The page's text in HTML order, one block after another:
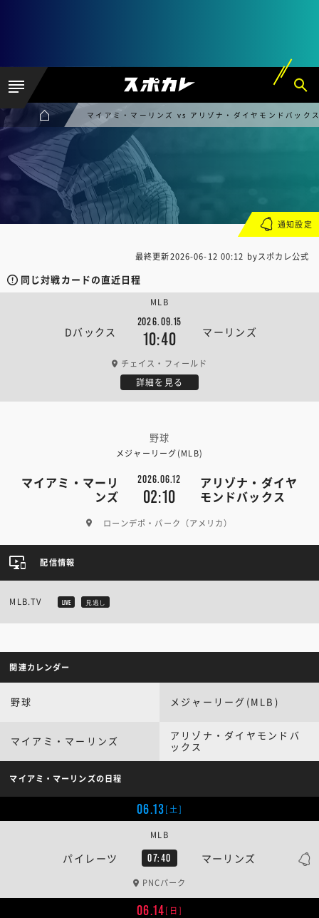
マイアミ・マーリンズ vs アリゾナ・ダイヤモンドバック
最終更新2026-06-12 00:12 byスポカレ公式
同じ対戦カードの直近日程
Dバックス
2026.09.15
10:40 マーリンズ
MLB
チェイス・フィールド
詳細を見る
野球
メジャーリーグ(MLB)
マイアミ・マーリ
ンズ
2026.06.12
02:10
アリゾナ・ダイヤ
モンドバックス
ローンデポ・パーク（アメリカ）
通知設定
配信情報
MLB.TV LIVE 見逃し
関連カレンダー
野球 メジャーリーグ(MLB)
マイアミ・マーリンズ
アリゾナ・ダイヤモンドバ
ックス
マイアミ・マーリンズの日程
06.13[土]
パイレーツ 07:40 マーリンズ
MLB
PNCパーク
06.14[日]